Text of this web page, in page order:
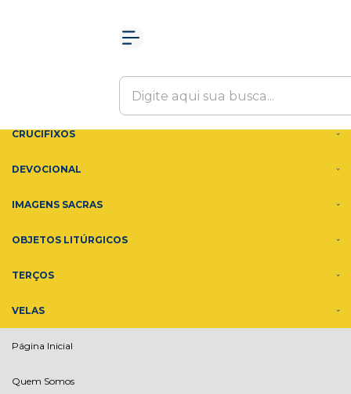
CRUCIFIXOS
DEVOCIONAL
IMAGENS SACRAS
OBJETOS LITÚRGICOS
TERÇOS
VELAS
Página Inicial
Quem Somos